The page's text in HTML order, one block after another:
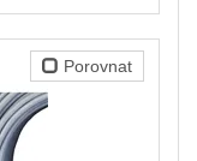
Porovnat